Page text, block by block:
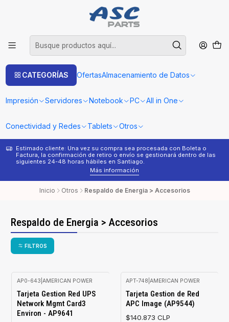
CATEGORÍAS OfertasAlmacenamiento de Datos
Impresión Servidores Notebook PC All in One
Conectividad y Redes Tablets Otros
Estimado cliente: Una vez su compra sea procesada con Boleta o
Factura, la confirmación de retiro o envío se gestionará dentro de las
siguientes 24-48 horas hábiles en Santiago.
Más información
Inicio Otros Respaldo de Energia > Accesorios
Respaldo de Energia > Accesorios
FILTROS
AP0-643 AMERICAN POWER
Tarjeta Gestion Red UPS
Network Mgmt Card3
Environ - AP9641
APT-748 AMERICAN POWER
Tarjeta Gestion de Red
APC Image (AP9544)
$140.873 CLP